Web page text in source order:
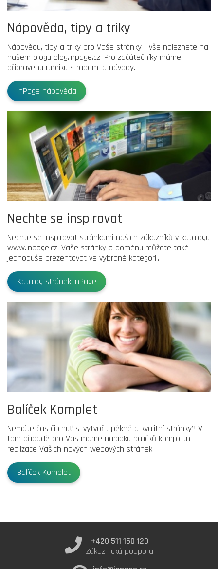
Nápověda, tipy a triky
Nápovědu, tipy a triky pro Vaše stránky - vše naleznete na
našem blogu blog.inpage.cz. Pro začátečníky máme
připravenu rubriku s radami a návody.
inPage nápověda
Nechte se inspirovat
Nechte se inspirovat stránkami našich zákazníků v katalogu
www.inpage.cz. Vaše stránky a doménu můžete také
jednoduše prezentovat ve vybrané kategorii.
Katalog stránek inPage
Balíček Komplet
Nemáte čas či chuť si vytvořit pěkné a kvalitní stránky? V
tom případě pro Vás máme nabídku balíčků kompletní
realizace Vašich nových webových stránek.
Balíček Komplet
+420 511 150 120
Zákaznická podpora